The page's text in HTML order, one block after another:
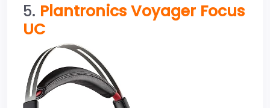
5. Plantronics Voyager Focus
UC